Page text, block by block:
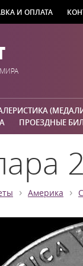
И ОПЛАТА
ПРОЕЗДНЫЕ
› Америка ›